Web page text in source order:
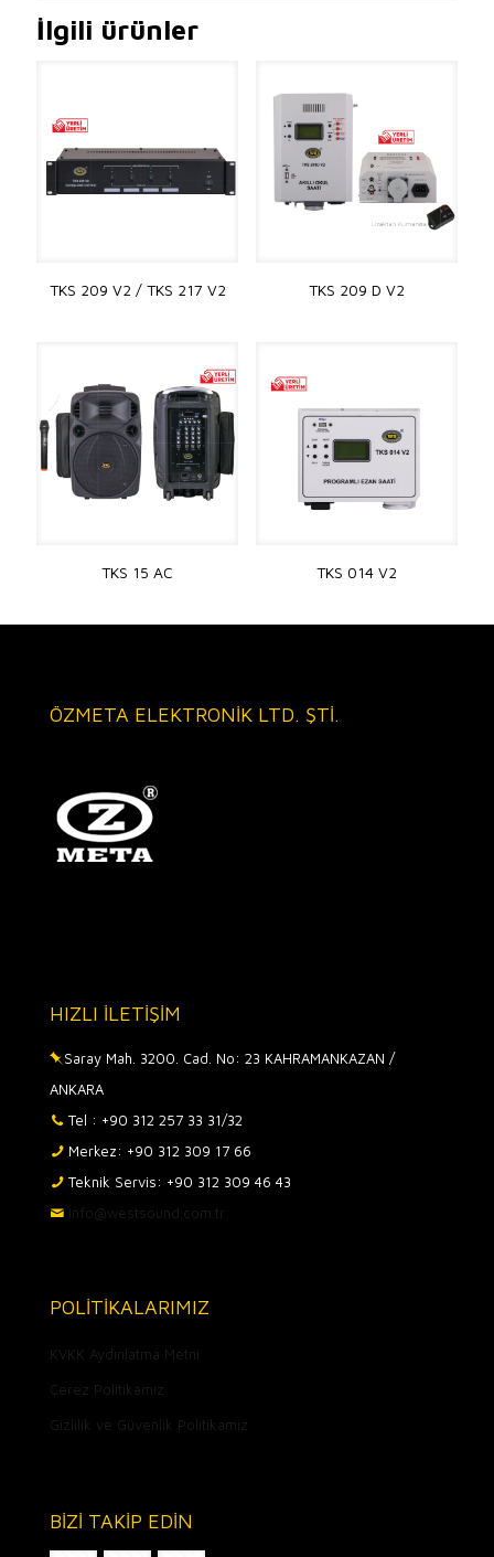
İlgili ürünler
TKS 209 V2 / TKS 217 V2 TKS 209 D V2
TKS 15 AC TKS 014 V2
ÖZMETA ELEKTRONİK LTD. ŞTİ.
HIZLI İLETİŞİM
Saray Mah. 3200. Cad. No: 23 KAHRAMANKAZAN /
ANKARA
Tel : +90 312 257 33 31/32
Merkez: +90 312 309 17 66
Teknik Servis: +90 312 309 46 43
info@westsound.com.tr
POLİTİKALARIMIZ
KVKK Aydınlatma Metni
Çerez Politikamız
Gizlilik ve Güvenlik Politikamız
BİZİ TAKİP EDİN